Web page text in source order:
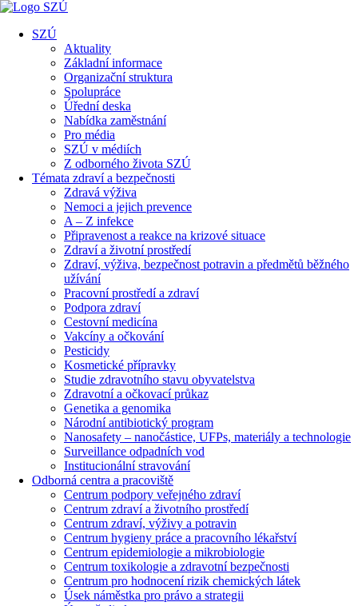
SZÚ
Aktuality
Základní informace
Organizační struktura
Spolupráce
Úřední deska
Nabídka zaměstnání
Pro média
SZÚ v médiích
Z odborného života SZÚ
Témata zdraví a bezpečnosti
Zdravá výživa
Nemoci a jejich prevence
A – Z infekce
Připravenost a reakce na krizové situace
Zdraví a životní prostředí
Zdraví, výživa, bezpečnost potravin a předmětů běžného
užívání
Pracovní prostředí a zdraví
Podpora zdraví
Cestovní medicína
Vakcíny a očkování
Pesticidy
Kosmetické přípravky
Studie zdravotního stavu obyvatelstva
Zdravotní a očkovací průkaz
Genetika a genomika
Národní antibiotický program
Nanosafety – nanočástice, UFPs, materiály a technologie
Surveillance odpadních vod
Institucionální stravování
Odborná centra a pracoviště
Centrum podpory veřejného zdraví
Centrum zdraví a životního prostředí
Centrum zdraví, výživy a potravin
Centrum hygieny práce a pracovního lékařství
Centrum epidemiologie a mikrobiologie
Centrum toxikologie a zdravotní bezpečnosti
Centrum pro hodnocení rizik chemických látek
Úsek náměstka pro právo a strategii